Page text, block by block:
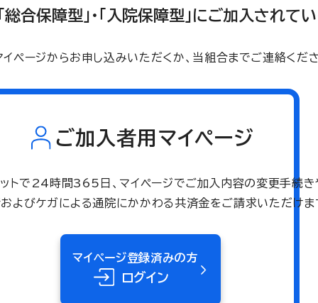
総合保障型」・「入院保障型」にご加入されて
ページからお申し込みいただくか、当組合までご連絡くだ
ご加入者用マイページ
ットで24時間365日、マイページでご加入内容の変更手続き
およびケガによる通院にかかわる共済金をご請求いただけま
マイページ登録済みの方
ログイン